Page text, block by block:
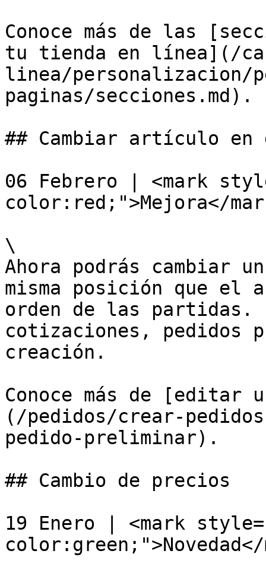
Conoce más de las
tu tienda en línea](/
linea/personalizacion/
paginas/secciones.md).
## Cambiar artículo en
06 Febrero | <mark
color:red;">Mejora</
\
Ahora podrás cambiar
misma posición que el
orden de las partidas.
cotizaciones, pedidos
creación.
Conoce más de [editar
(/pedidos/crear-
pedido-preliminar).
## Cambio de precios
19 Enero | <mark